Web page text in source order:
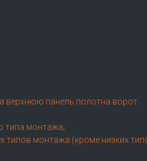
верхнюю панель полотна ворот.
типа монтажа;
типов монтажа (кроме низких